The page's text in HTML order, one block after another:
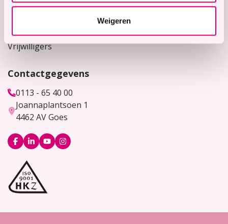
Weigeren
Bekijk hier onze vacatures
Vrijwilligers
Contactgegevens
0113 - 65 40 00
Joannaplantsoen 1
4462 AV Goes
Logo
Facebook
Logo
LinkedIn
LogoLogo